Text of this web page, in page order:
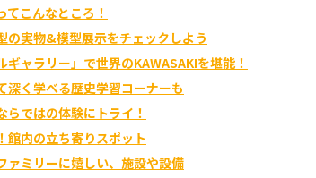
てこんなところ！
の実物&模型展示をチェックしよう
ギャラリー」で世界のKAWASAKIを堪能！
深く学べる歴史学習コーナーも
らではの体験にトライ！
館内の立ち寄りスポット
ァミリーに嬉しい、施設や設備